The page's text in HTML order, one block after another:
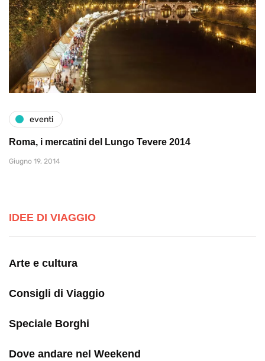
eventi
Roma, i mercatini del Lungo Tevere 2014
Giugno 19, 2014
IDEE DI VIAGGIO
Arte e cultura
Consigli di Viaggio
Speciale Borghi
Dove andare nel Weekend